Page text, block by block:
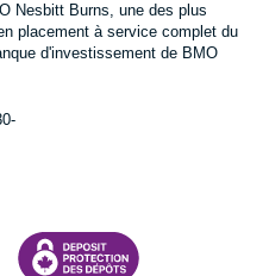
Nesbitt Burns, une des plus
placement à service complet du
d'investissement de BMO
DÉPÔTS DU CANADA
CDIC PROTECTING YOUR